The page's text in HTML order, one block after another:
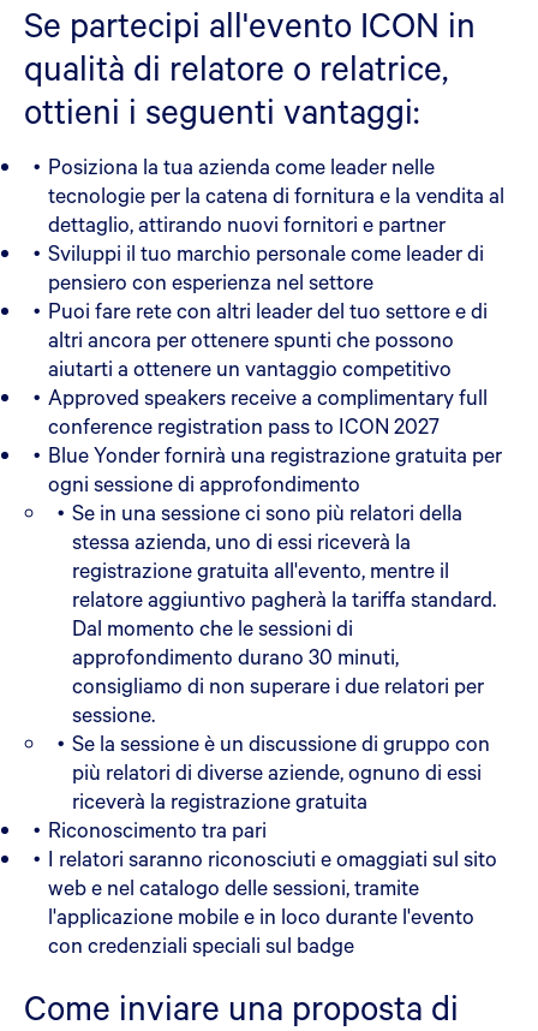
Se partecipi all'evento ICON in
qualità di relatore o relatrice,
ottieni i seguenti vantaggi:
Posiziona la tua azienda come leader nelle
tecnologie per la catena di fornitura e la vendita al
dettaglio, attirando nuovi fornitori e partner
Sviluppi il tuo marchio personale come leader di
pensiero con esperienza nel settore
Puoi fare rete con altri leader del tuo settore e di
altri ancora per ottenere spunti che possono
aiutarti a ottenere un vantaggio competitivo
Approved speakers receive a complimentary full
conference registration pass to ICON 2027
Blue Yonder fornirà una registrazione gratuita per
ogni sessione di approfondimento
Se in una sessione ci sono più relatori della
stessa azienda, uno di essi riceverà la
registrazione gratuita all'evento, mentre il
relatore aggiuntivo pagherà la tariffa standard.
Dal momento che le sessioni di
approfondimento durano 30 minuti,
consigliamo di non superare i due relatori per
sessione.
Se la sessione è un discussione di gruppo con
più relatori di diverse aziende, ognuno di essi
riceverà la registrazione gratuita
Riconoscimento tra pari
I relatori saranno riconosciuti e omaggiati sul sito
web e nel catalogo delle sessioni, tramite
l'applicazione mobile e in loco durante l'evento
con credenziali speciali sul badge
Come inviare una proposta di